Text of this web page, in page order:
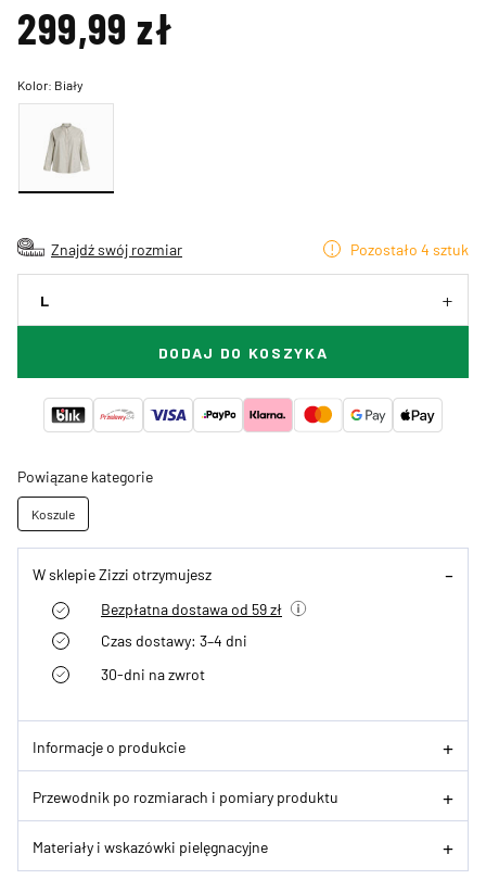
299,99 zł
Kolor: Biały
Znajdź swój rozmiar Pozostało 4 sztuk
L
DODAJ DO KOSZYKA
Powiązane kategorie
Koszule
W sklepie Zizzi otrzymujesz
Bezpłatna dostawa od 59 zł
Czas dostawy: 3–4 dni
30-dni na zwrot
Informacje o produkcie
Przewodnik po rozmiarach i pomiary produktu
Materiały i wskazówki pielęgnacyjne